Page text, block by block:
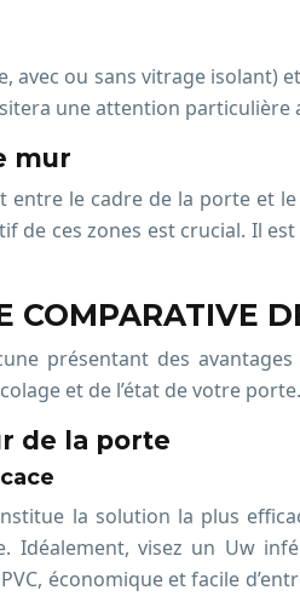
ou sans vitrage isolant)
une attention particulière
mur
le cadre de la porte et
ces zones est crucial. Il
COMPARATIVE
présentant des
et de l’état de votre porte.
de la porte
la solution la plus
visez un Uw
économique et facile